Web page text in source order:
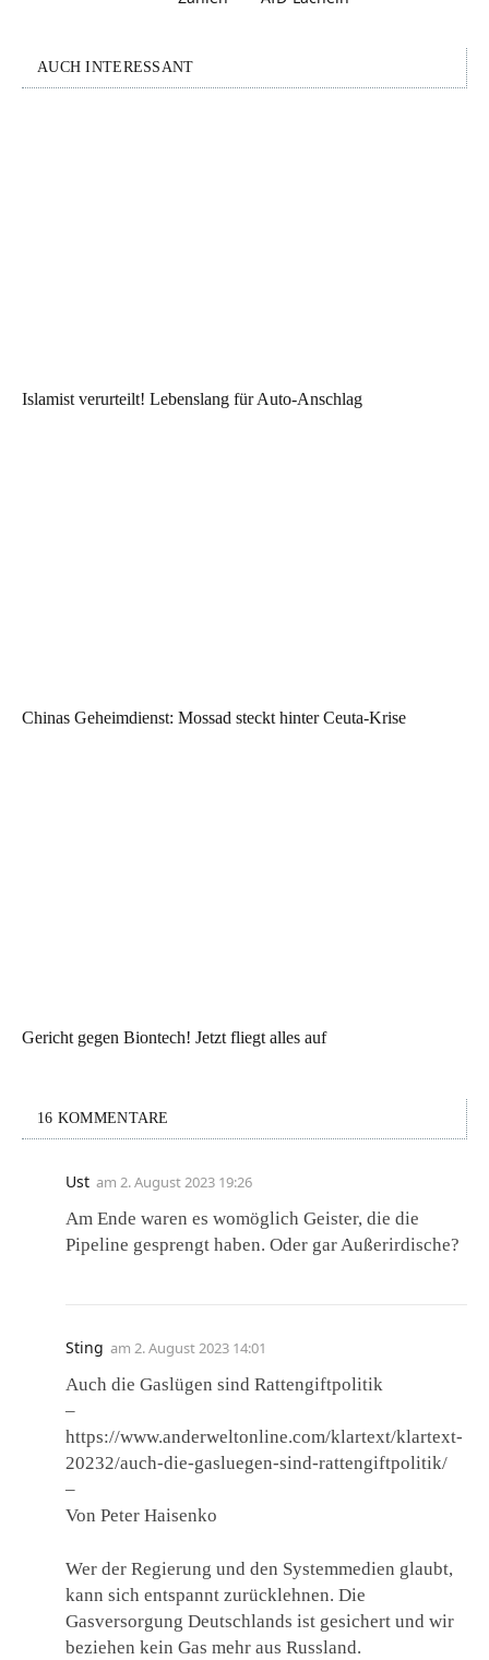
AUCH INTERESSANT
Islamist verurteilt! Lebenslang für Auto-Anschlag
Chinas Geheimdienst: Mossad steckt hinter Ceuta-Krise
Gericht gegen Biontech! Jetzt fliegt alles auf
16 KOMMENTARE
Ust am 2. August 2023 19:26
Am Ende waren es womöglich Geister, die die
Pipeline gesprengt haben. Oder gar Außerirdische?
Sting am 2. August 2023 14:01
Auch die Gaslügen sind Rattengiftpolitik
–
https://www.anderweltonline.com/klartext/klartext-
20232/auch-die-gasluegen-sind-rattengiftpolitik/
–
Von Peter Haisenko
Wer der Regierung und den Systemmedien glaubt,
kann sich entspannt zurücklehnen. Die
Gasversorgung Deutschlands ist gesichert und wir
beziehen kein Gas mehr aus Russland.